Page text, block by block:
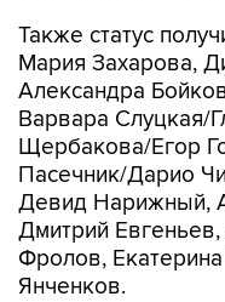
Также статус
Мария Захарова,
Александра
Варвара Слуцкая/
Щербакова/Егор
Пасечник/Дарио
Девид Нарижный,
Дмитрий
Фролов,
Янченков.